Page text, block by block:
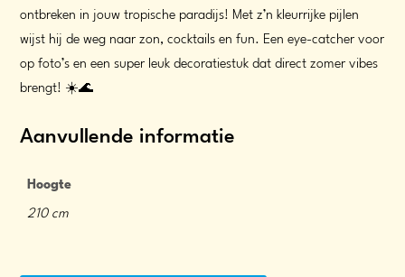
ontbreken in jouw tropische paradijs! Met z’n kleurrijke pijlen
wijst hij de weg naar zon, cocktails en fun. Een eye-catcher voor
op foto’s en een super leuk decoratiestuk dat direct zomer vibes
brengt! ☀️🌊
Aanvullende informatie
Hoogte
210 cm